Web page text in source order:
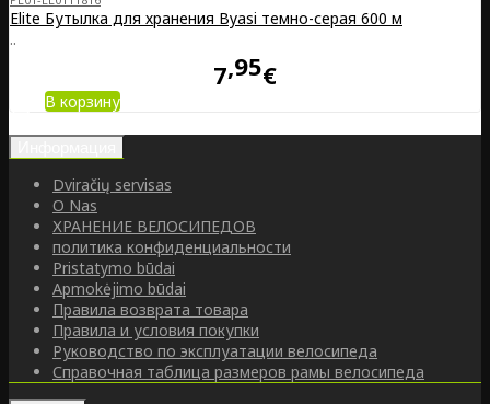
Elite Бутылка для хранения Byasi темно-серая 600 м
..
7 95€
В корзину
Dviračių servisas
O Nas
ХРАНЕНИЕ ВЕЛОСИПЕДОВ
политика конфиденциальности
Pristatymo būdai
Apmokėjimo būdai
Правила возврата товара
Правила и условия покупки
Руководство по эксплуатации велосипеда
Справочная таблица размеров рамы велосипеда